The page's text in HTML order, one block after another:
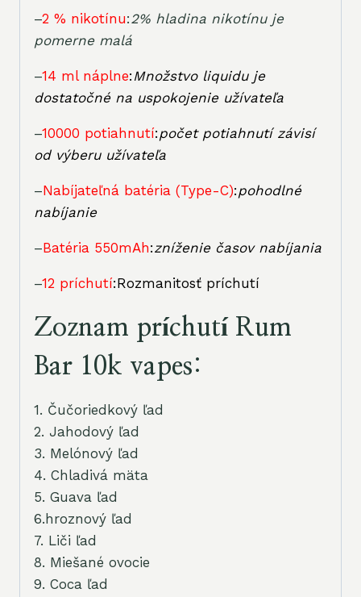
–2 % nikotínu:2% hladina nikotínu je
pomerne malá
–14 ml náplne: Množstvo liquidu je
dostatočné na uspokojenie užívateľa
–10000 potiahnutí:počet potiahnutí závisí
od výberu užívateľa
–Nabíjateľná batéria (Type-C):pohodlné
nabíjanie
–Batéria 550mAh:zníženie časov nabíjania
–12 príchutí:Rozmanitosť príchutí
Zoznam príchutí Rum
Bar 10k vapes:
1. Čučoriedkový ľad
2. Jahodový ľad
3. Melónový ľad
4. Chladivá mäta
5. Guava ľad
6.hroznový ľad
7. Liči ľad
8. Miešané ovocie
9. Coca ľad